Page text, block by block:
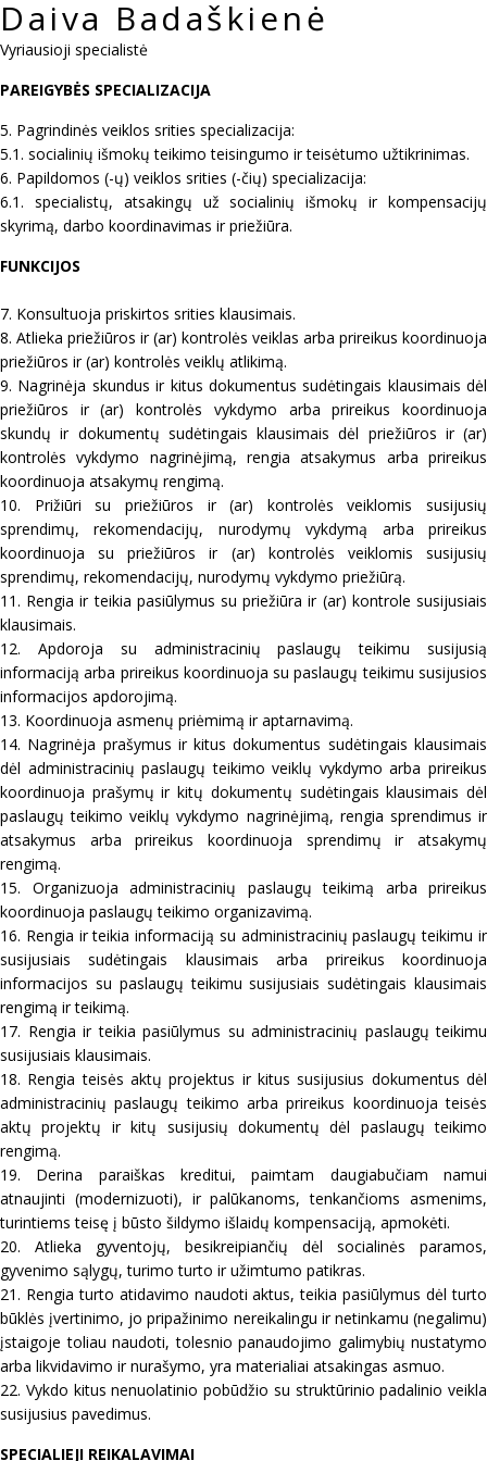
Daiva Badaškienė
Vyriausioji specialistė
PAREIGYBĖS SPECIALIZACIJA
5. Pagrindinės veiklos srities specializacija:
5.1. socialinių išmokų teikimo teisingumo ir teisėtumo užtikrinimas.
6. Papildomos (-ų) veiklos srities (-čių) specializacija:
6.1. specialistų, atsakingų už socialinių išmokų ir kompensacijų
skyrimą, darbo koordinavimas ir priežiūra.
FUNKCIJOS
7. Konsultuoja priskirtos srities klausimais.
8. Atlieka priežiūros ir (ar) kontrolės veiklas arba prireikus koordinuoja
priežiūros ir (ar) kontrolės veiklų atlikimą.
9. Nagrinėja skundus ir kitus dokumentus sudėtingais klausimais dėl
priežiūros ir (ar) kontrolės vykdymo arba prireikus koordinuoja
skundų ir dokumentų sudėtingais klausimais dėl priežiūros ir (ar)
kontrolės vykdymo nagrinėjimą, rengia atsakymus arba prireikus
koordinuoja atsakymų rengimą.
10. Prižiūri su priežiūros ir (ar) kontrolės veiklomis susijusių
sprendimų, rekomendacijų, nurodymų vykdymą arba prireikus
koordinuoja su priežiūros ir (ar) kontrolės veiklomis susijusių
sprendimų, rekomendacijų, nurodymų vykdymo priežiūrą.
11. Rengia ir teikia pasiūlymus su priežiūra ir (ar) kontrole susijusiais
klausimais.
12. Apdoroja su administracinių paslaugų teikimu susijusią
informaciją arba prireikus koordinuoja su paslaugų teikimu susijusios
informacijos apdorojimą.
13. Koordinuoja asmenų priėmimą ir aptarnavimą.
14. Nagrinėja prašymus ir kitus dokumentus sudėtingais klausimais
dėl administracinių paslaugų teikimo veiklų vykdymo arba prireikus
koordinuoja prašymų ir kitų dokumentų sudėtingais klausimais dėl
paslaugų teikimo veiklų vykdymo nagrinėjimą, rengia sprendimus ir
atsakymus arba prireikus koordinuoja sprendimų ir atsakymų
rengimą.
15. Organizuoja administracinių paslaugų teikimą arba prireikus
koordinuoja paslaugų teikimo organizavimą.
16. Rengia ir teikia informaciją su administracinių paslaugų teikimu ir
susijusiais sudėtingais klausimais arba prireikus koordinuoja
informacijos su paslaugų teikimu susijusiais sudėtingais klausimais
rengimą ir teikimą.
17. Rengia ir teikia pasiūlymus su administracinių paslaugų teikimu
susijusiais klausimais.
18. Rengia teisės aktų projektus ir kitus susijusius dokumentus dėl
administracinių paslaugų teikimo arba prireikus koordinuoja teisės
aktų projektų ir kitų susijusių dokumentų dėl paslaugų teikimo
rengimą.
19. Derina paraiškas kreditui, paimtam daugiabučiam namui
atnaujinti (modernizuoti), ir palūkanoms, tenkančioms asmenims,
turintiems teisę į būsto šildymo išlaidų kompensaciją, apmokėti.
20. Atlieka gyventojų, besikreipiančių dėl socialinės paramos,
gyvenimo sąlygų, turimo turto ir užimtumo patikras.
21. Rengia turto atidavimo naudoti aktus, teikia pasiūlymus dėl turto
būklės įvertinimo, jo pripažinimo nereikalingu ir netinkamu (negalimu)
įstaigoje toliau naudoti, tolesnio panaudojimo galimybių nustatymo
arba likvidavimo ir nurašymo, yra materialiai atsakingas asmuo.
22. Vykdo kitus nenuolatinio pobūdžio su struktūrinio padalinio veikla
susijusius pavedimus.
SPECIALIEJI REIKALAVIMAI